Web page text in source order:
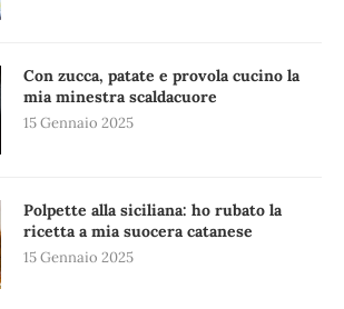
Con zucca, patate e provola cucino la
mia minestra scaldacuore
15 Gennaio 2025
Polpette alla siciliana: ho rubato la
ricetta a mia suocera catanese
15 Gennaio 2025